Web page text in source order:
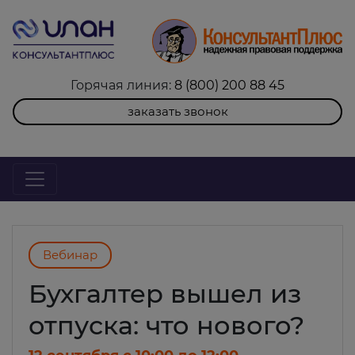
Горячая линия: 8 (800) 200 88 45
заказать звонок
Вебинар
Бухгалтер вышел из
отпуска: что нового?